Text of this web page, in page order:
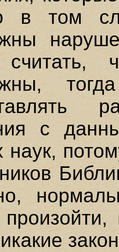
в том
с
наук,